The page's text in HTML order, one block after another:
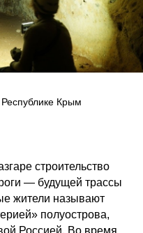
Крым
строительство
— будущей трассы
жители называют
полуострова,